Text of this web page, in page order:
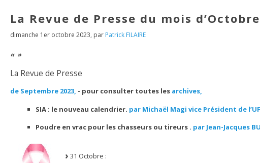
La Revue de Presse du mois
dimanche 1er octobre 2023, par Patrick FILAIRE
La Revue de Presse
de Septembre 2023, - pour consulter toutes les archives,
SIA : le nouveau calendrier. par Michaël Magi vice Président de
Poudre en vrac pour les chasseurs ou tireurs . par Jean-Jacques
31 Octobre :